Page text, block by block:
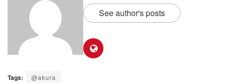
See author's posts
Tags: @akura